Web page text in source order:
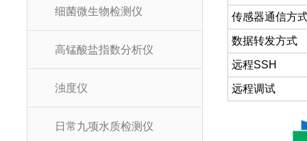
细菌微生物检测仪
高锰酸盐指数分析仪
浊度仪
日常九项水质检测仪
传感器通信方
数据转发方式
远程SSH
远程调试